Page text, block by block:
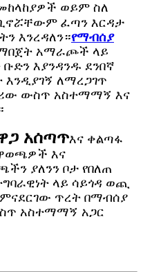
ወይም ስለ
ፈጣን እርዳታ
እንረዳለን።የማብሰያ
አማራጮች ላይ
እያንዳንዱ ደንበኛ
ለማረጋገጥ
ውስጥ አስተማማኝ እና
አሰጣጥእና ቀልጣፋ
እና
ያለንን ቦታ የበለጠ
ላይ ሳይጎዳ ወጪ
ጥረት በማብሰያ
አስተማማኝ አጋር